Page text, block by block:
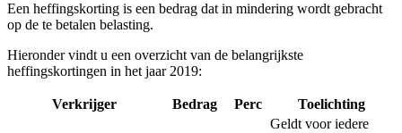
Een heffingskorting is een bedrag dat in mindering wordt gebracht
op de te betalen belasting.
Hieronder vindt u een overzicht van de belangrijkste
heffingskortingen in het jaar 2019:
Verkrijger Bedrag Perc
Toelichting
Geldt voor iedere